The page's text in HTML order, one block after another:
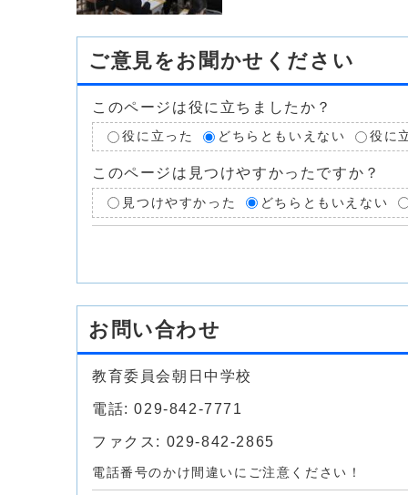
ご意見をお聞かせください
このページは役に立ちましたか？
役に立った どちらともいえない 役に
このページは見つけやすかったですか？
見つけやすかった どちらともいえない
お問い合わせ
教育委員会朝日中学校
電話: 029-842-7771
ファクス: 029-842-2865
電話番号のかけ間違いにご注意ください！